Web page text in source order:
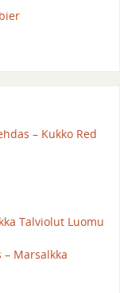
– Kukko Red
Talviolut Luomu
– Marsalkka